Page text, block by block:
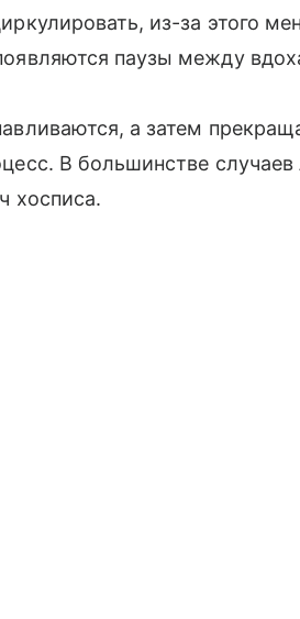
из-за этого
паузы между
а затем
В большинстве
хосписа.